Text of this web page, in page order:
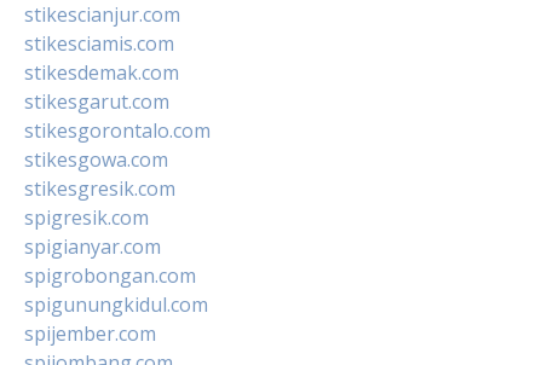
stikescianjur.com
stikesciamis.com
stikesdemak.com
stikesgarut.com
stikesgorontalo.com
stikesgowa.com
stikesgresik.com
spigresik.com
spigianyar.com
spigrobongan.com
spigunungkidul.com
spijember.com